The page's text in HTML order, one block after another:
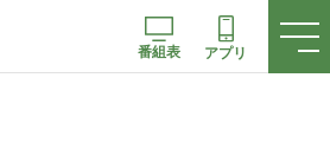
番組表 アプリ